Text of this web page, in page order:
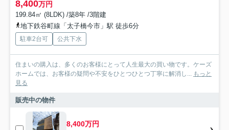
8,400万円
199.84㎡ (8LDK) /築8年 /3階建
地下鉄谷町線「太子橋今市」駅 徒歩6分
駐車2台可 公共下水
住まいの購入は、多くのお客様にとって人生最大の買い物です。ケーズ
ホームでは、お客様の疑問や不安をひとつひとつ丁寧に解消し... もっと
見る
販売中の物件
8,400万円